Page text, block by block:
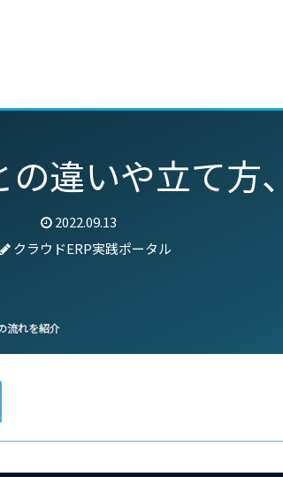
違いや立て方
2022.09.13
クラウドERP実践ポータル
流れを紹介